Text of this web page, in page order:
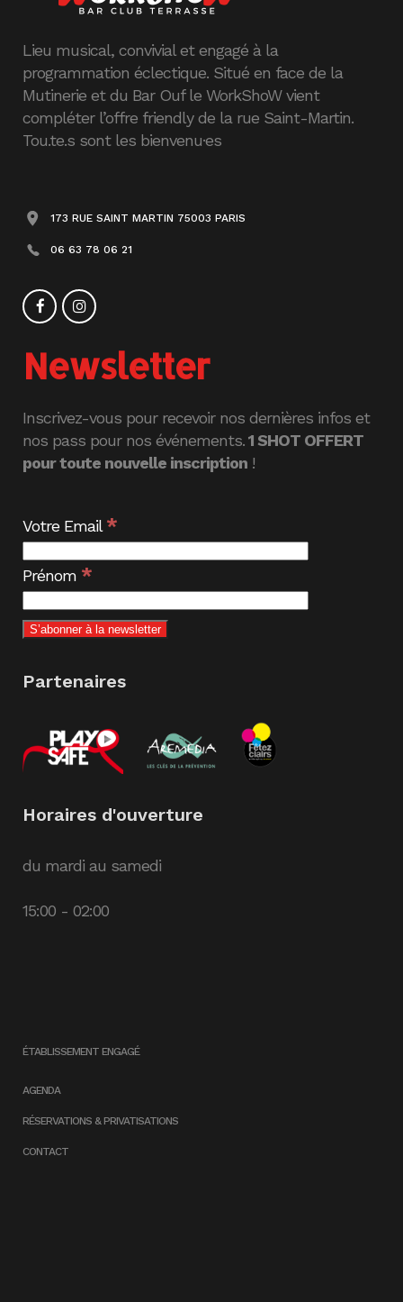
Lieu musical, convivial et engagé à la
programmation éclectique. Situé en face de la
Mutinerie et du Bar Ouf le WorkShoW vient
compléter l’offre friendly de la rue Saint-Martin.
Tou.te.s sont les bienvenu·es
173 RUE SAINT MARTIN 75003 PARIS
06 63 78 06 21
Newsletter
Inscrivez-vous pour recevoir nos dernières infos et
nos pass pour nos événements.1 SHOT OFFERT
pour toute nouvelle inscription !
Votre Email*
Prénom *
Partenaires
Horaires d'ouverture
du mardi au samedi
15:00 - 02:00
ÉTABLISSEMENT ENGAGÉ
AGENDA
RÉSERVATIONS & PRIVATISATIONS
CONTACT